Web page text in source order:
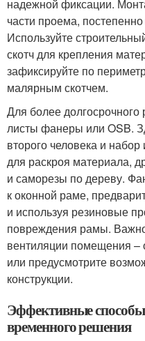
надежной фиксации.
части проема,
Используйте
скотч для крепления
зафиксируйте по
малярным скотчем.
Для более
листы фанеры или OSB.
второго человека и
для раскроя материала,
и саморезы по дереву.
к оконной раме,
и используя резиновые
повреждения рамы.
вентиляции помещения –
или предусмотрите
конструкции.
Эффективные
временного решения